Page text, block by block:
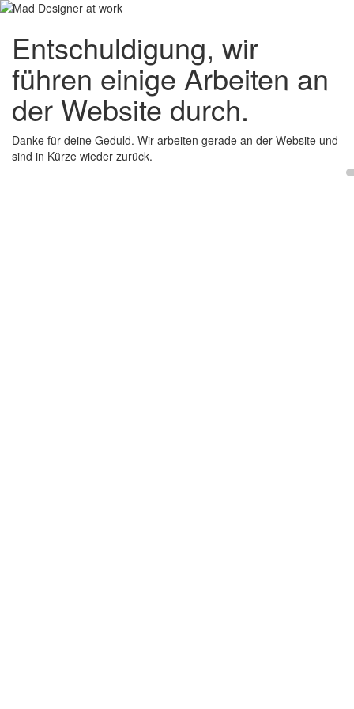
Entschuldigung, wir
führen einige Arbeiten an
der Website durch.
Danke für deine Geduld. Wir arbeiten gerade an der Website und
sind in Kürze wieder zurück.